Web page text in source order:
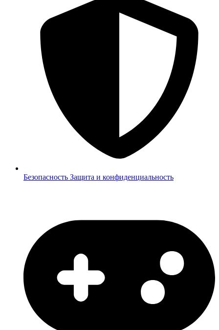
Безопасность Защита и конфиденциальность